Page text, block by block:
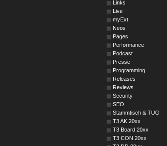
Links
Live
myExt
Neos
Pages
Performance
Podcast
Presse
Programming
Releases
Reviews
Security
SEO
Stammtisch & TUG
T3 AK 20xx
T3 Board 20xx
T3 CON 20xx